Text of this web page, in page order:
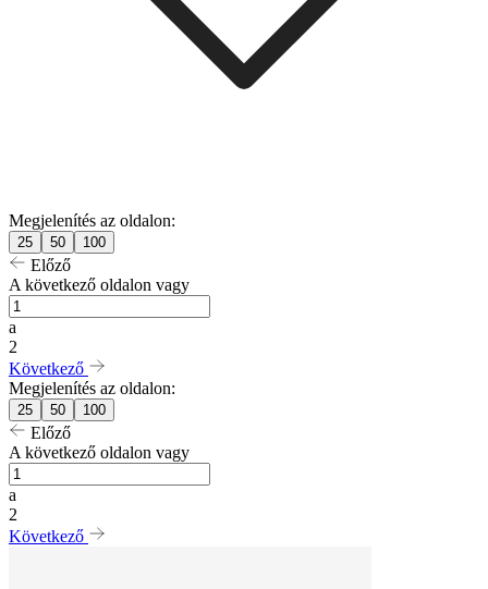
Megjelenítés az oldalon:
25 50 100
Előző
A következő oldalon vagy
a
2
Következő
Megjelenítés az oldalon:
25 50 100
Előző
A következő oldalon vagy
a
2
Következő